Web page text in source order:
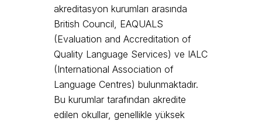
akreditasyon kurumları arasında
British Council, EAQUALS
(Evaluation and Accreditation of
Quality Language Services) ve IALC
(International Association of
Language Centres) bulunmaktadır.
Bu kurumlar tarafından akredite
edilen okullar, genellikle yüksek